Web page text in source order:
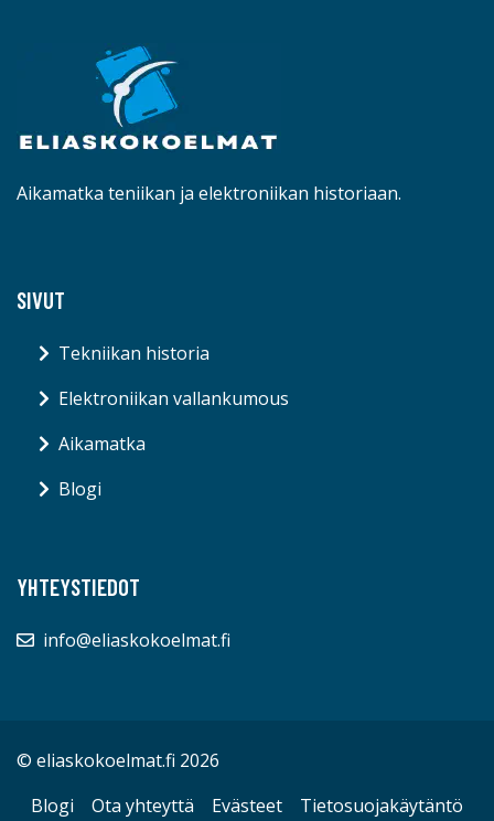
Aikamatka teniikan ja elektroniikan historiaan.
SIVUT
Tekniikan historia
Elektroniikan vallankumous
Aikamatka
Blogi
YHTEYSTIEDOT
info@eliaskokoelmat.fi
© eliaskokoelmat.fi 2026
Blogi
Ota yhteyttä Evästeet
Tietosuojakäytäntö